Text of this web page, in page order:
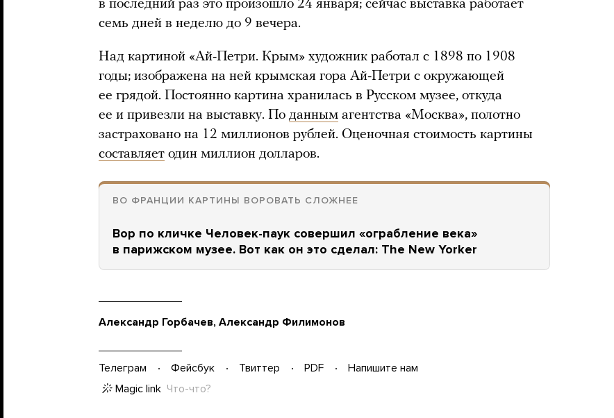
в последний раз это произошло 24 января; сейчас выставка работает
семь дней в неделю до 9 вечера.
Над картиной «Ай-Петри. Крым» художник работал с 1898 по 1908
годы; изображена на ней крымская гора Ай-Петри с окружающей
ее грядой. Постоянно картина хранилась в Русском музее, откуда
ее и привезли на выставку. По данным агентства «Москва», полотно
застраховано на 12 миллионов рублей. Оценочная стоимость картины
составляет один миллион долларов.
ВО ФРАНЦИИ КАРТИНЫ ВОРОВАТЬ СЛОЖНЕЕ
Вор по кличке Человек-паук совершил «ограбление века»
в парижском музее. Вот как он это сделал: The New Yorker
Александр Горбачев, Александр Филимонов
Телеграм Фейсбук Твиттер PDF
Напишите нам
Magic link Что-что?